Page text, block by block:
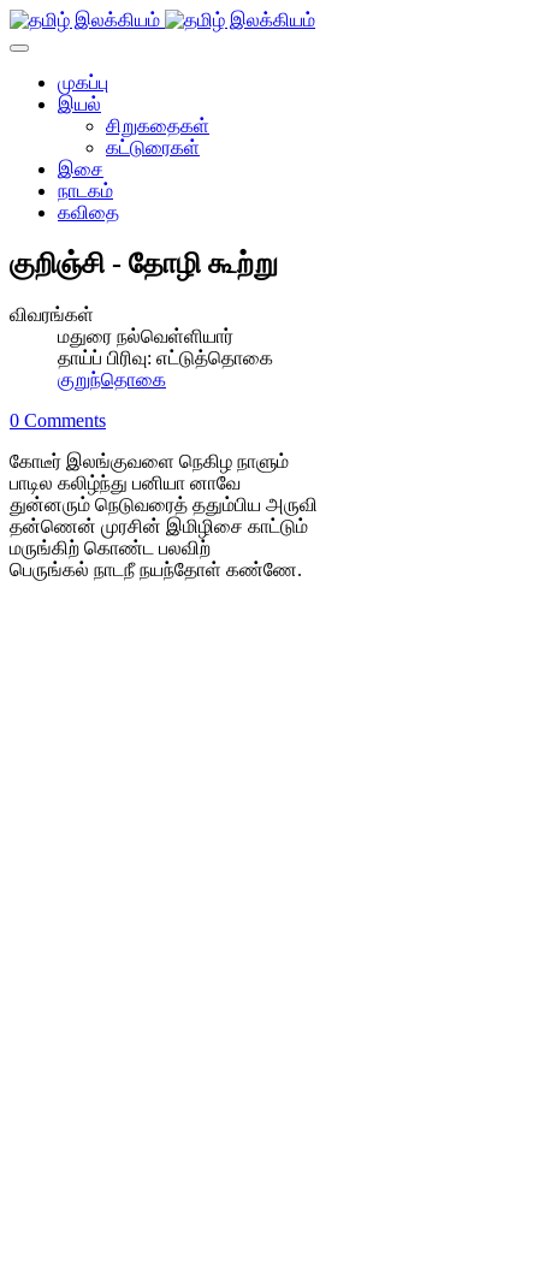
முகப்பு
இயல்
சிறுகதைகள்
கட்டுரைகள்
இசை
நாடகம்
கவிதை
குறிஞ்சி - தோழி கூற்று
விவரங்கள்
மதுரை நல்வெள்ளியார்
தாய்ப் பிரிவு: எட்டுத்தொகை
குறுந்தொகை
0 Comments
கோடீர் இலங்குவளை நெகிழ நாளும்
பாடில கலிழ்ந்து பனியா னாவே
துன்னரும் நெடுவரைத் ததும்பிய அருவி
தன்ணென் முரசின் இமிழிசை காட்டும்
மருங்கிற் கொண்ட பலவிற்
பெருங்கல் நாடநீ நயந்தோள் கண்ணே.